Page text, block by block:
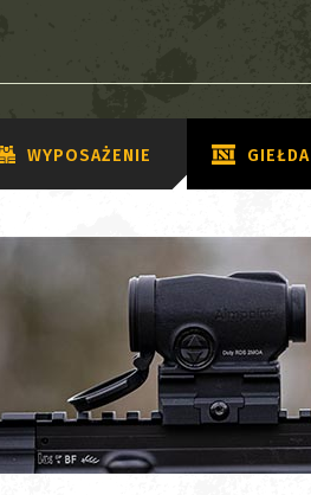
WYPOSAŻENIE GIEŁDA